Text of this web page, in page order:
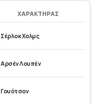
ΧΑΡΑΚΤΉΡΑΣ
Σέρλοκ Χολμς
Αρσέν Λουπέν
Γουότσον